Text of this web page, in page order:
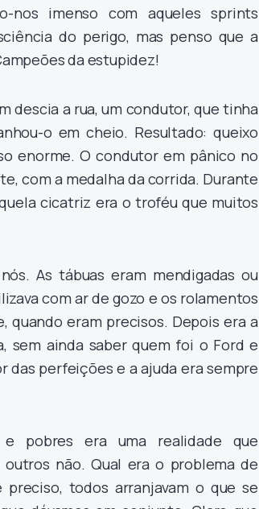
nos imenso com aqueles sprints
do perigo, mas penso que a
da estupidez!
descia a rua, um condutor, que tinha
o em cheio. Resultado: queixo
enorme. O condutor em pânico no
com a medalha da corrida. Durante
cicatriz era o troféu que muitos
As tábuas eram mendigadas ou
com ar de gozo e os rolamentos
quando eram precisos. Depois era a
sem ainda saber quem foi o Ford e
das perfeições e a ajuda era sempre
pobres era uma realidade que
não. Qual era o problema de
preciso, todos arranjavam o que se